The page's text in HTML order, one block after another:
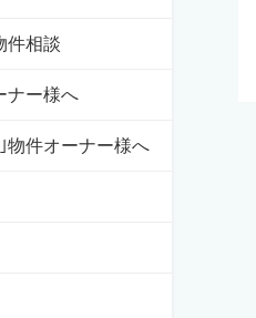
件相談
ナー様へ
物件オーナー様へ